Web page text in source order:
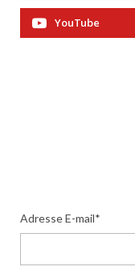
YouTube
Adresse E-mail*